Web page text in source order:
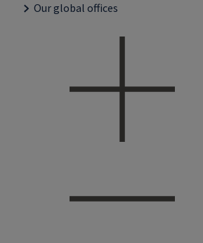
Our global offices